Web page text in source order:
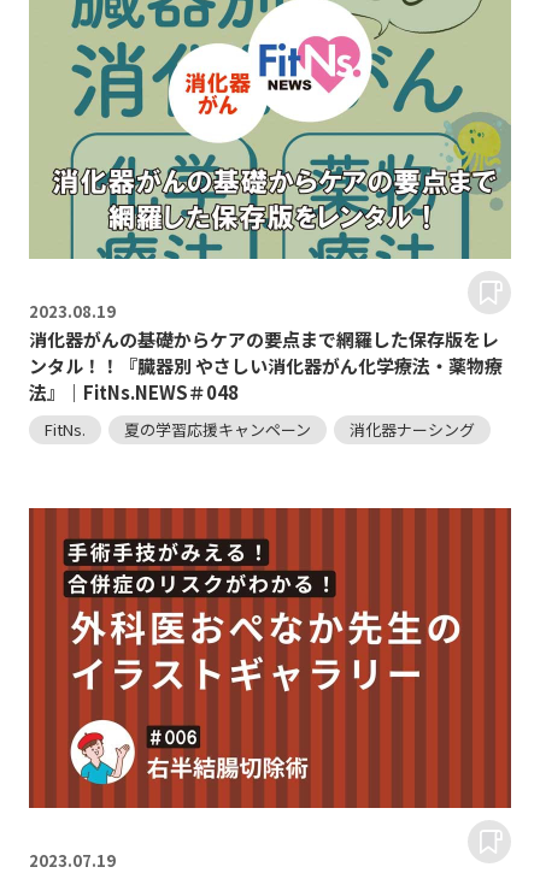
2023.08.19
消化器がんの基礎からケアの要点まで網羅した保存版をレ
ンタル！！『臓器別 やさしい消化器がん化学療法・薬物療
法』｜FitNs.NEWS＃048
FitNs. 夏の学習応援キャンペーン 消化器ナーシング
2023.07.19